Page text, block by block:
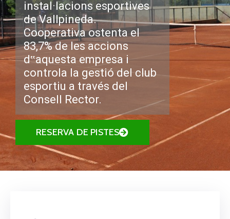
instal·lacions esportives
de Vallpineda.
Cooperativa ostenta el
83,7% de les accions
d‟aquesta empresa i
controla la gestió del club
esportiu a través del
Consell Rector.
RESERVA DE PISTES